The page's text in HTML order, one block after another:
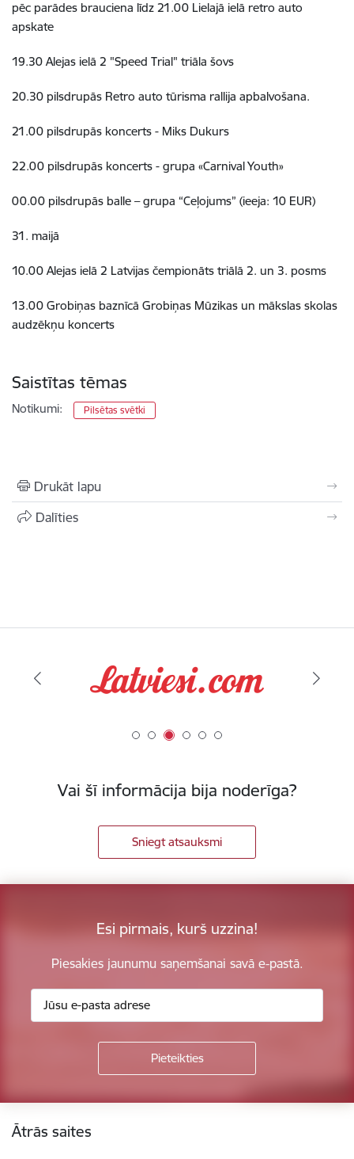
pēc parādes brauciena līdz 21.00 Lielajā ielā retro auto
apskate
19.30 Alejas ielā 2 "Speed Trial" triāla šovs
20.30 pilsdrupās Retro auto tūrisma rallija apbalvošana.
21.00 pilsdrupās koncerts - Miks Dukurs
22.00 pilsdrupās koncerts - grupa «Carnival Youth»
00.00 pilsdrupās balle – grupa “Ceļojums” (ieeja: 10 EUR)
31. maijā
10.00 Alejas ielā 2 Latvijas čempionāts triālā 2. un 3. posms
13.00 Grobiņas baznīcā Grobiņas Mūzikas un mākslas skolas
audzēkņu koncerts
Saistītas tēmas
Notikumi: Pilsētas svētki
Drukāt lapu
Dalīties
Vai šī informācija bija noderīga?
Sniegt atsauksmi
Esi pirmais, kurš uzzina!
Piesakies jaunumu saņemšanai savā e-pastā.
Ātrās saites